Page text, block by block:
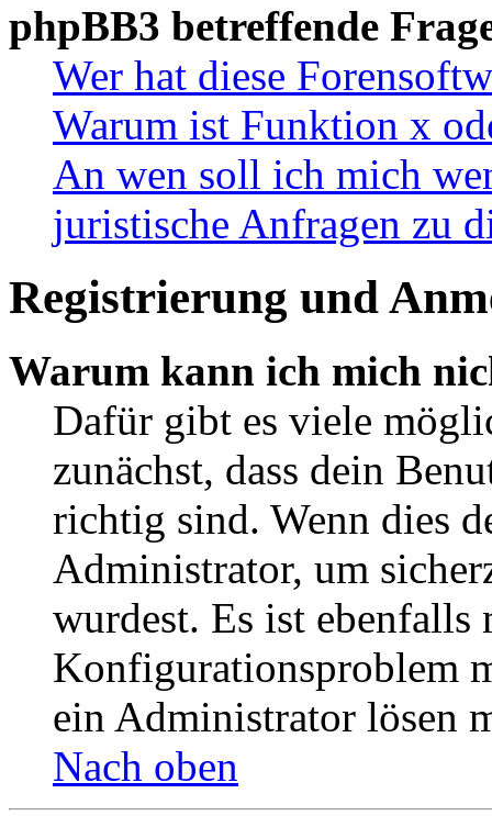
phpBB3 betreffende
Wer hat diese
Warum ist Funktion x
An wen soll ich mich
juristische Anfragen zu
Registrierung und
Warum kann ich mich
Dafür gibt es viele
zunächst, dass dein
richtig sind. Wenn dies
Administrator, um
wurdest. Es ist ebenfalls
Konfigurationsproblem
ein Administrator lösen
Nach oben